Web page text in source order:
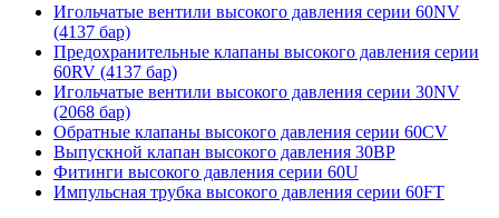
Игольчатые вентили высокого давления серии 60NV
(4137 бар)
Предохранительные клапаны высокого давления серии
60RV (4137 бар)
Игольчатые вентили высокого давления серии 30NV
(2068 бар)
Обратные клапаны высокого давления серии 60CV
Выпускной клапан высокого давления 30BP
Фитинги высокого давления серии 60U
Импульсная трубка высокого давления серии 60FT